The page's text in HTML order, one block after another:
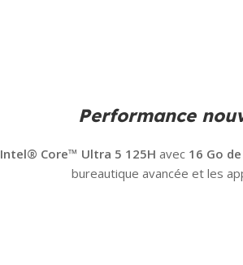
Performance
Intel® Core™ Ultra 5 125H avec 16 Go
bureautique avancée et les